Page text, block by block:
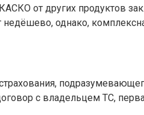
от других продуктов
однако,
с владельцем ТС,